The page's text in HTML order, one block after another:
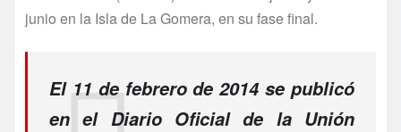
junio en la Isla de La Gomera, en su fase final.
El 11 de febrero de 2014 se publicó
en el Diario Oficial de la Unión